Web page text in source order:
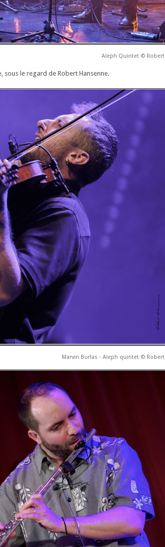
Aleph Quintet ©
le regard de Robert Hansenne.
Marvin Burlas ‐ Aleph quintet ©